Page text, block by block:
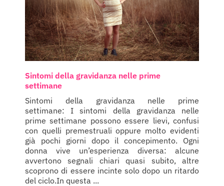
Sintomi della gravidanza nelle prime
settimane
Sintomi della gravidanza nelle prime
settimane: I sintomi della gravidanza nelle
prime settimane possono essere lievi, confusi
con quelli premestruali oppure molto evidenti
già pochi giorni dopo il concepimento. Ogni
donna vive un’esperienza diversa: alcune
avvertono segnali chiari quasi subito, altre
scoprono di essere incinte solo dopo un ritardo
del ciclo.In questa ...